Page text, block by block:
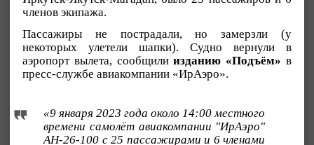
членов экипажа.
Пассажиры не пострадали, но замерзли (у
некоторых улетели шапки). Судно вернули в
аэропорт вылета, сообщилиизданию «Подъём» в
пресс-службе авиакомпании «ИрАэро».
«9 января 2023 года около 14:00 местного
времени самолёт авиакомпании "ИрАэро"
АН-26-100 с 25 пассажирами и 6 членами